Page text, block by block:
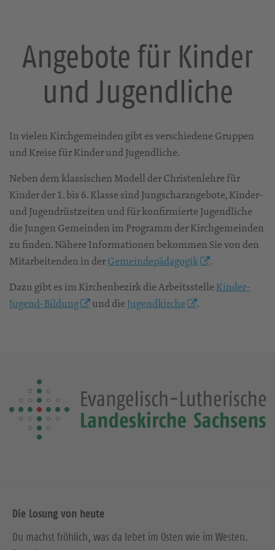
Angebote für Kinder
und Jugendliche
In vielen Kirchgemeinden gibt es verschiedene Gruppen
und Kreise für Kinder und Jugendliche.
Neben dem klassischen Modell der Christenlehre für
Kinder der 1. bis 6. Klasse sind Jungscharangebote, Kinder-
und Jugendrüstzeiten und für konfirmierte Jugendliche
die Jungen Gemeinden im Programm der Kirchgemeinden
zu finden. Nähere Informationen bekommen Sie von den
Mitarbeitenden in derGemeindepädagogik
.
Dazu gibt es im Kirchenbezirk die Arbeitsstelle Kinder-
Jugend-Bildung
und die Jugendkirche .
Die Losung von heute
Du machst fröhlich, was da lebet im Osten wie im Westen.